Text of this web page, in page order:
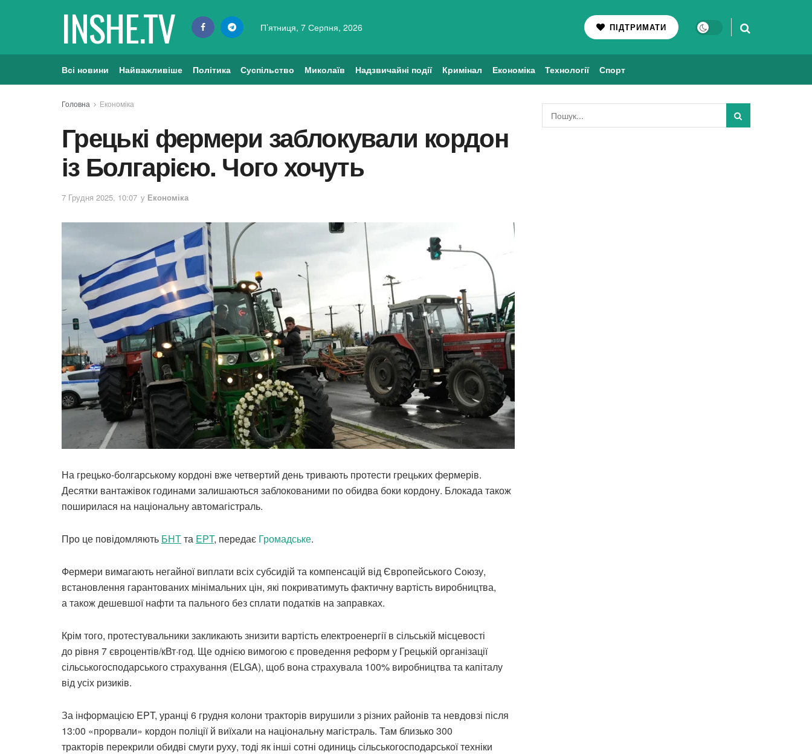
INSHE.TV П’ятниця, 7 Серпня, 2026 ПІДТРИМАТИ
Всі новини Найважливіше Політика Суспільство Миколаїв Надзвичайні події Кримінал Економіка Технології Спорт
Головна Економіка
Грецькі фермери заблокували кордон
із Болгарією. Чого хочуть
7 Грудня 2025, 10:07 у Економіка
На грецько-болгарському кордоні вже четвертий день тривають протести грецьких фермерів.
Десятки вантажівок годинами залишаються заблокованими по обидва боки кордону. Блокада також
поширилася на національну автомагістраль.
Про це повідомляють БНТта EPT, передає Громадське.
Фермери вимагають негайної виплати всіх субсидій та компенсацій від Європейського Союзу,
встановлення гарантованих мінімальних цін, які покриватимуть фактичну вартість виробництва,
а також дешевшої нафти та пального без сплати податків на заправках.
Крім того, протестувальники закликають знизити вартість електроенергії в сільській місцевості
до рівня 7 євроцентів/кВт·год. Ще однією вимогою є проведення реформ у Грецькій організації
сільськогосподарського страхування (ELGA), щоб вона страхувала 100% виробництва та капіталу
від усіх ризиків.
За інформацією EPT, уранці 6 грудня колони тракторів вирушили з різних районів та невдовзі після
13:00 «прорвали» кордон поліції й виїхали на національну магістраль. Там близько 300
тракторів перекрили обидві смуги руху, тоді як інші сотні одиниць сільськогосподарської техніки